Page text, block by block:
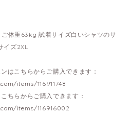
ご体重63kg 試着サイズ白いシャツのサ
イズ2XL
はこちらからご購入できます：
items/116911748
ちらからご購入できます：
items/116916002